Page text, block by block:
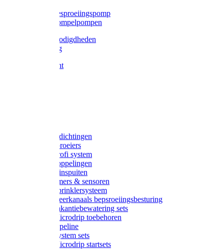
Gardena besproeiingspomp
Gardena dompelpompen
Tyleen benodigdheden
Tyleenslang
Lange bocht
Gardena afdichtingen
Gardena sproeiers
Gardena Profi system
Gardena koppelingen
Gardena tuinspuiten
Gardena timers & sensoren
Gardena Sprinklersysteem
Gardena meerkanaals bepsroeiingsbesturing
Gardena vakantiebewatering sets
Gardena Microdrip toebehoren
Gardena Pipeline
Gardena System sets
Gardena Microdrip startsets